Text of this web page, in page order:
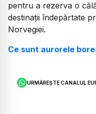
pentru a rezerva o
destinații îndepărtate
Norvegiei.
Ce sunt aurorele
URMĂREȘTE CANALUL